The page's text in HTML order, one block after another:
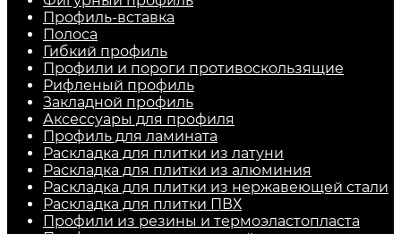
Профиль-вставка
Полоса
Гибкий профиль
Профили и пороги противоскользящие
Рифленый профиль
Закладной профиль
Аксессуары для профиля
Профиль для ламината
Раскладка для плитки из латуни
Раскладка для плитки из алюминия
Раскладка для плитки из нержавеющей стали
Раскладка для плитки ПВХ
Профили из резины и термоэластопласта